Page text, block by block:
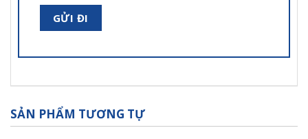
SẢN PHẨM TƯƠNG TỰ